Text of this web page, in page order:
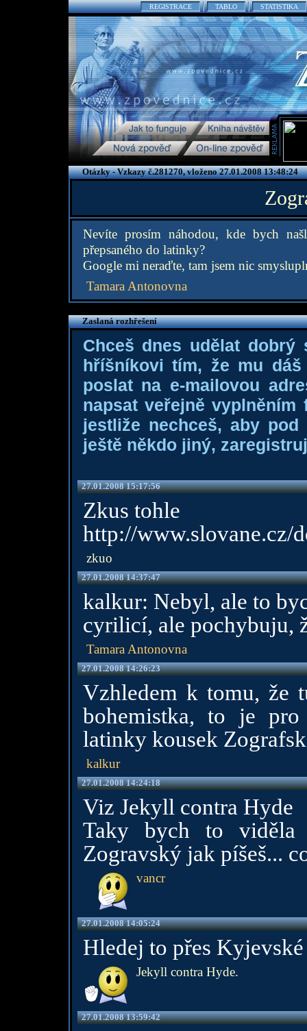
REGISTRACE TABLO STATISTIKA
Otázky - Vzkazy č.281270, vloženo 27.01.2008 13:48:24
Nevíte prosím náhodou, kde bych
přepsaného do latinky?
Google mi neraďte, tam jsem nic
Tamara Antonovna
Zaslaná rozhřešení
Chceš dnes udělat dobrý
hříšníkovi tím, že mu
poslat na e-mailovou
napsat veřejně
jestliže nechceš, aby
ještě někdo jiný,
27.01.2008 15:17:56
Zkus tohle
http://www.slovane.cz/
zkuo
27.01.2008 14:37:47
kalkur: Nebyl, ale to
cyrilicí, ale pochybuju,
Tamara Antonovna
27.01.2008 14:26:23
Vzhledem k tomu, že
bohemistka, to je
latinky kousek
kalkur
27.01.2008 14:24:18
Viz Jekyll contra Hyde
Taky bych to viděla
Zogravský jak píšeš...
vancr
27.01.2008 14:05:24
Hledej to přes
Jekyll contra Hyde.
27.01.2008 13:59:42